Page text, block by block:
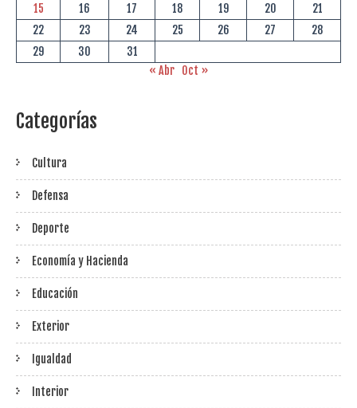
15
16 17 18 19 20
21
22
23 24 25 26 27
28
29
30
31
« Abr Oct »
Categorías
Cultura
Defensa
Deporte
Economía y Hacienda
Educación
Exterior
Igualdad
Interior